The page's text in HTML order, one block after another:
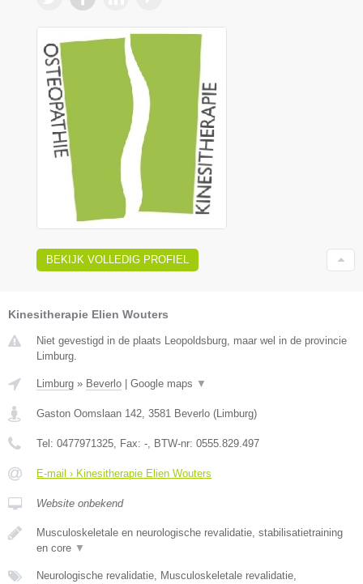
BEKIJK VOLLEDIG PROFIEL
Kinesitherapie Elien Wouters
Niet gevestigd in de plaats Leopoldsburg, maar wel in de provincie
Limburg.
Limburg » Beverlo Google maps ▼
Gaston Oomslaan 142, 3581 Beverlo (Limburg)
Tel: 0477971325, Fax: -, BTW-nr: 0555.829.497
E-mail › Kinesitherapie Elien Wouters
Website onbekend
Musculoskeletale en neurologische revalidatie, stabilisatietraining
en core ▼
Neurologische revalidatie, Musculoskeletale revalidatie,